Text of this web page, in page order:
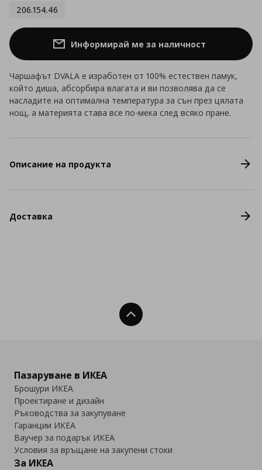
206.154.46
Информирай ме за наличност
Чаршафът DVALA е изработен от 100% естествен памук,
който диша, абсорбира влагата и ви позволява да се
насладите на оптимална температура за сън през цялата
нощ, а материята става все по-мека след всяко пране.
Описание на продукта
Доставка
Нагоре
Пазаруване в ИКЕА
Брошури ИКЕА
Проектиране и дизайн
Ръководства за закупуване
Гаранции ИКЕА
Ваучер за подарък ИКЕА
Условия за връщане на закупени стоки
За ИКЕА